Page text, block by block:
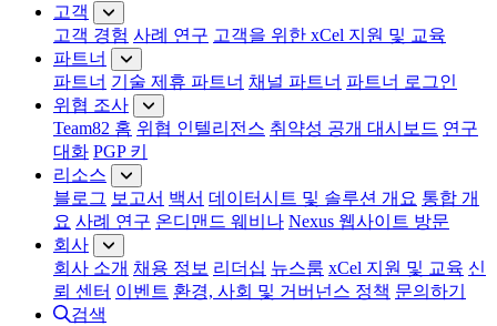
고객
고객 경험 사례 연구 고객을 위한 xCel 지원 및 교육
파트너
파트너 기술 제휴 파트너 채널 파트너 파트너 로그인
위협 조사
Team82 홈 위협 인텔리전스 취약성 공개 대시보드 연구
대화 PGP 키
리소스
블로그 보고서 백서 데이터시트 및 솔루션 개요 통합 개
요 사례 연구 온디맨드 웨비나 Nexus 웹사이트 방문
회사
회사 소개 채용 정보 리더십 뉴스룸 xCel 지원 및 교육 신
뢰 센터 이벤트 환경, 사회 및 거버넌스 정책 문의하기
검색